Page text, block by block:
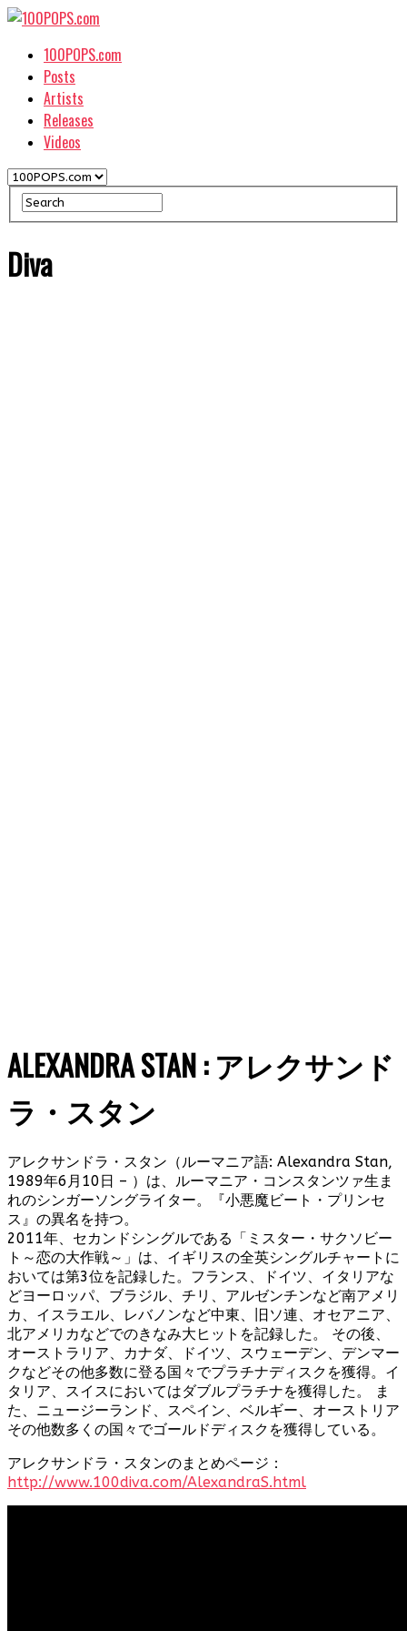
100POPS.com
Posts
Artists
Releases
Videos
Diva
ALEXANDRA STAN : アレクサンド
ラ・スタン
アレクサンドラ・スタン（ルーマニア語: Alexandra Stan,
1989年6月10日 – ）は、ルーマニア・コンスタンツァ生ま
れのシンガーソングライター。『小悪魔ビート・プリンセ
ス』の異名を持つ。
2011年、セカンドシングルである「ミスター・サクソビー
ト～恋の大作戦～」は、イギリスの全英シングルチャートに
おいては第3位を記録した。フランス、ドイツ、イタリアな
どヨーロッパ、ブラジル、チリ、アルゼンチンなど南アメリ
カ、イスラエル、レバノンなど中東、旧ソ連、オセアニア、
北アメリカなどでのきなみ大ヒットを記録した。 その後、
オーストラリア、カナダ、ドイツ、スウェーデン、デンマー
クなどその他多数に登る国々でプラチナディスクを獲得。イ
タリア、スイスにおいてはダブルプラチナを獲得した。 ま
た、ニュージーランド、スペイン、ベルギー、オーストリア
その他数多くの国々でゴールドディスクを獲得している。
アレクサンドラ・スタンのまとめページ：
http://www.100diva.com/AlexandraS.html